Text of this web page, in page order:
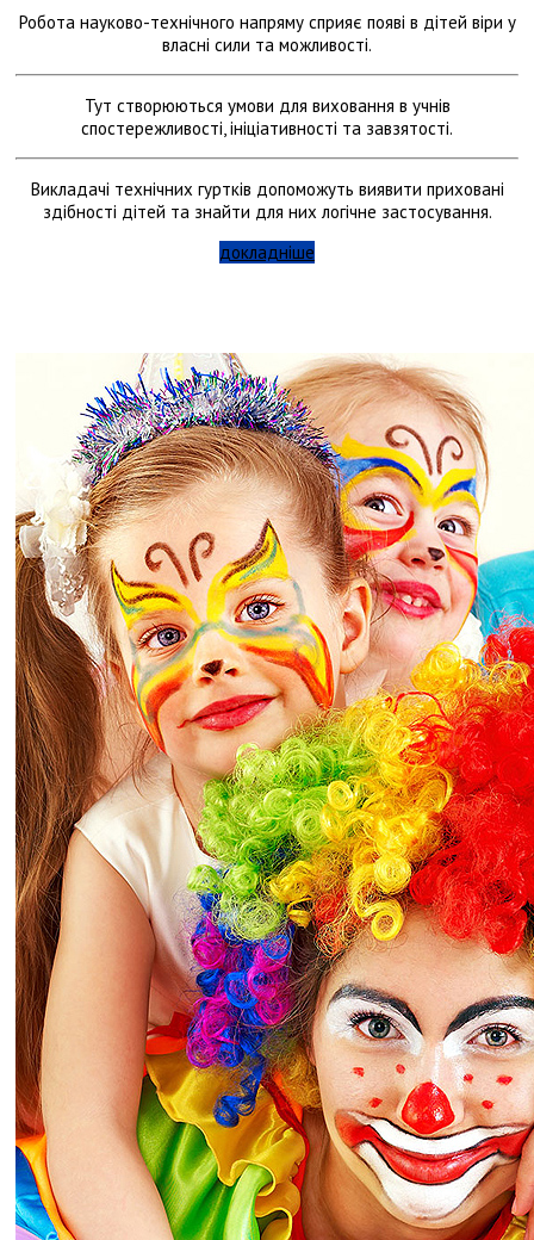
Робота науково-технічного напряму сприяє появі в дітей віри у
власні сили та можливості.
Тут створюються умови для виховання в учнів
спостережливості, ініціативності та завзятості.
Викладачі технічних гуртків допоможуть виявити приховані
здібності дітей та знайти для них логічне застосування.
докладніше